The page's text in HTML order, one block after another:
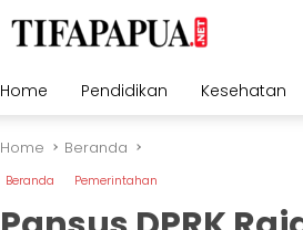
Home Pendidikan Kesehatan
Home Beranda
Beranda Pemerintahan